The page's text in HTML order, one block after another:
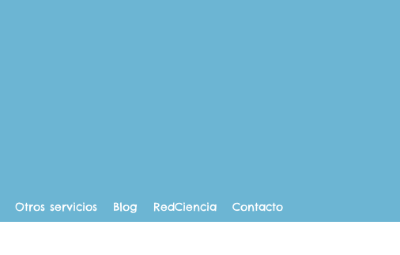
Otros servicios Blog RedCiencia Contacto